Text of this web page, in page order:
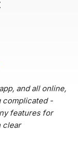
and all online,
complicated -
features for
clear